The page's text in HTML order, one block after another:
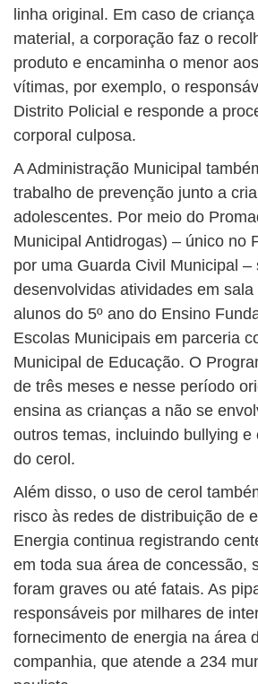
linha original. Em caso de
material, a corporação faz o
produto e encaminha o menor
vítimas, por exemplo, o
Distrito Policial e responde a
corporal culposa.
A Administração Municipal
trabalho de prevenção junto a
adolescentes. Por meio do
Municipal Antidrogas) – único no
por uma Guarda Civil Municipal –
desenvolvidas atividades em sala
alunos do 5º ano do Ensino
Escolas Municipais em parceria
Municipal de Educação. O
de três meses e nesse período
ensina as crianças a não se
outros temas, incluindo bullying e
do cerol.
Além disso, o uso de cerol
risco às redes de distribuição de
Energia continua registrando
em toda sua área de concessão,
foram graves ou até fatais. As
responsáveis por milhares de
fornecimento de energia na área
companhia, que atende a 234